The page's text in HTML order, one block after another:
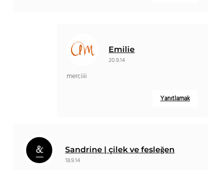
Emilie
20.9.14
merciiii
Yanıtlamak
Sandrine | çilek ve fesleğen
18.9.14